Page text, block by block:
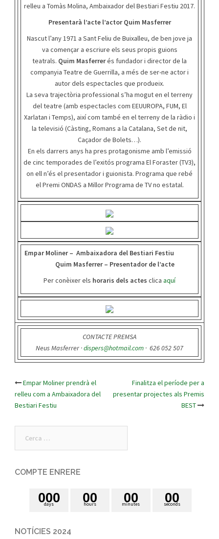
relleu a Tomàs Molina, Ambaixador del Bestiari Festiu 2017.
Presentarà l’acte l’actor Quim Masferrer
Nascut l’any 1971 a Sant Feliu de Buixalleu, de ben jove ja
va començar a escriure els seus propis guions
teatrals. Quim Masferrerés fundador i director de la
companyia Teatre de Guerrilla, a més de ser-ne actor i
autor dels espectacles que produeix.
La seva trajectòria professional s’ha mogut en el terreny
del teatre (amb espectacles com EEUUROPA, FUM, El
Xarlatan i Temps), així com també en el terreny de la ràdio i
la televisió (Càsting, Romans a la Catalana, Set de nit,
Caçador de Bolets…).
En els darrers anys ha pres protagonisme amb l’emissió
de cinc temporades de l’exitós programa El Foraster (TV3),
on ell n’és el presentador i guionista. Programa que rebé
el Premi ONDAS a Millor Programa de TV no estatal.
Empar Moliner – Ambaixadora del Bestiari Festiu
Quim Masferrer – Presentador de l’acte
Per conèixer els horaris dels actes clica aquí
CONTACTE PREMSA
Neus Masferrer ·dispers@hotmail.com · 626 052 507
Post
navigation
Empar Moliner prendrà el
relleu com a Ambaixadora del
Bestiari Festiu
Finalitza el període per a
presentar projectes als Premis
BEST
COMPTE ENRERE
days
000 hours
00 minutes
00 seconds
00
NOTÍCIES 2024